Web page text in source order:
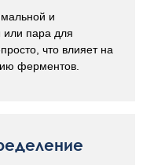
и
или пара для
что влияет на
ферментов.